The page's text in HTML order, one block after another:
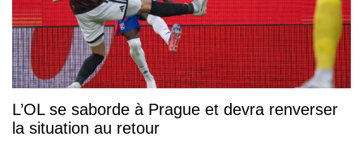
L’OL se saborde à Prague et devra renverser
la situation au retour